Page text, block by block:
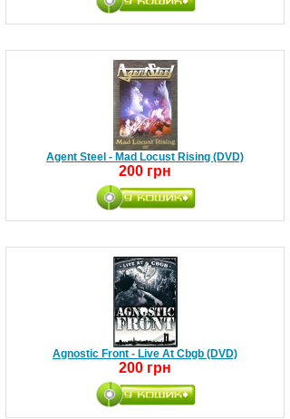
Agent Steel - Mad Locust Rising (DVD)
200 грн
Agnostic Front - Live At Cbgb (DVD)
200 грн